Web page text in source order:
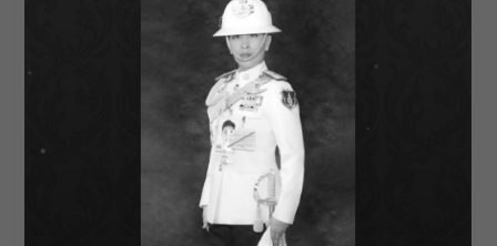
สถาปัตยกรรมศาสตร์และการออกแบบ
มหาวิทยาลัยเทคโนโลยีพระจอมเกล้าธนบุรี,
สมาคมไฟฟ้าแสงสว่างแห่งประเทศไทย, Japan
Lighting Manufacturers Association (JLMA),
China Foshan Lighting Association, KNX
Association, Hong Kong Electrical Appliance
Industries Association, สมาคมไทยไอโอที,
สมาคมมัณฑนากรแห่งประเทศไทย, สมาคมภูมิ